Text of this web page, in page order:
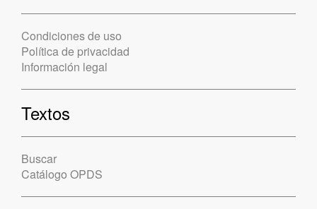
Condiciones de uso
Política de privacidad
Información legal
Textos
Buscar
Catálogo OPDS